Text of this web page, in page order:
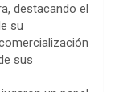
destacando el
su
sus